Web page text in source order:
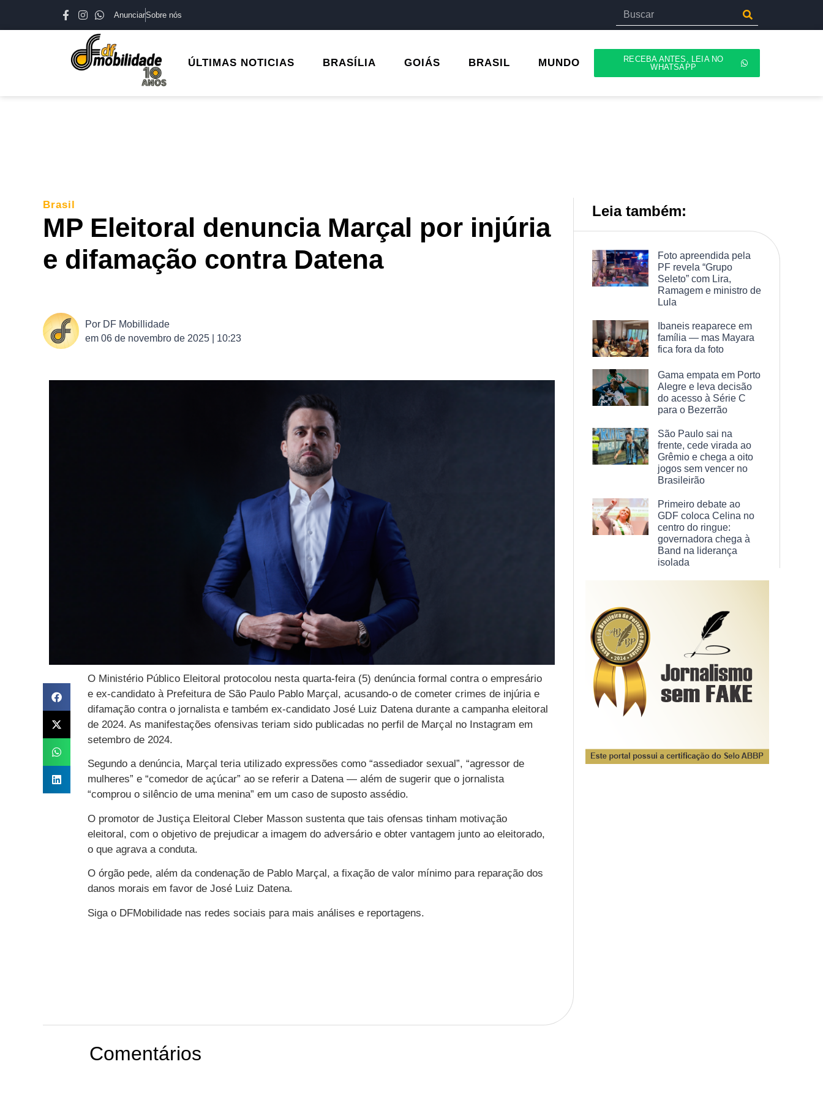
AnunciarSobre nós
ÚLTIMAS NOTICIAS BRASÍLIA GOIÁS BRASIL MUNDO
RECEBA ANTES, LEIA NO
WHATSAPP
Brasil
MP Eleitoral denuncia Marçal por injúria
e difamação contra Datena
Por DF Mobillidade
em 06 de novembro de 2025 | 10:23
O Ministério Público Eleitoral protocolou nesta quarta-feira (5) denúncia formal contra o empresário
e ex-candidato à Prefeitura de São Paulo Pablo Marçal, acusando-o de cometer crimes de injúria e
difamação contra o jornalista e também ex-candidato José Luiz Datena durante a campanha eleitoral
de 2024. As manifestações ofensivas teriam sido publicadas no perfil de Marçal no Instagram em
setembro de 2024.
Segundo a denúncia, Marçal teria utilizado expressões como “assediador sexual”, “agressor de
mulheres” e “comedor de açúcar” ao se referir a Datena — além de sugerir que o jornalista
“comprou o silêncio de uma menina” em um caso de suposto assédio.
O promotor de Justiça Eleitoral Cleber Masson sustenta que tais ofensas tinham motivação
eleitoral, com o objetivo de prejudicar a imagem do adversário e obter vantagem junto ao eleitorado,
o que agrava a conduta.
O órgão pede, além da condenação de Pablo Marçal, a fixação de valor mínimo para reparação dos
danos morais em favor de José Luiz Datena.
Siga o DFMobilidade nas redes sociais para mais análises e reportagens.
Leia também:
Foto apreendida pela
PF revela “Grupo
Seleto” com Lira,
Ramagem e ministro de
Lula
Ibaneis reaparece em
família — mas Mayara
fica fora da foto
Gama empata em Porto
Alegre e leva decisão
do acesso à Série C
para o Bezerrão
São Paulo sai na
frente, cede virada ao
Grêmio e chega a oito
jogos sem vencer no
Brasileirão
Primeiro debate ao
GDF coloca Celina no
centro do ringue:
governadora chega à
Band na liderança
isolada
Comentários